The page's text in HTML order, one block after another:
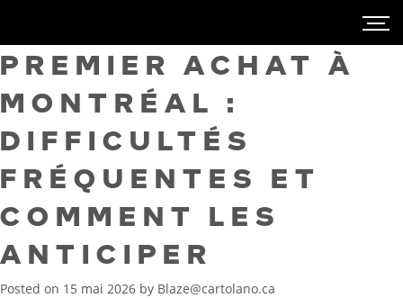
PREMIER ACHAT À
MONTRÉAL :
DIFFICULTÉS
FRÉQUENTES ET
COMMENT LES
ANTICIPER
Posted on 15 mai 2026 by Blaze@cartolano.ca